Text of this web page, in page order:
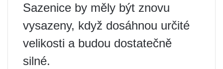
Sazenice by měly být znovu
vysazeny, když dosáhnou určité
velikosti a budou dostatečně
silné.